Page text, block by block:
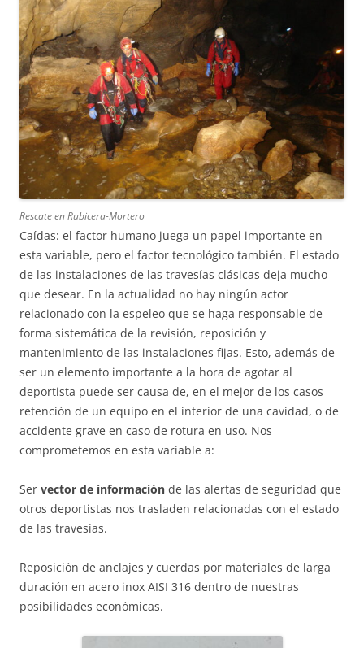
Rescate en Rubicera-Mortero
Caídas: el factor humano juega un papel importante en
esta variable, pero el factor tecnológico también. El estado
de las instalaciones de las travesías clásicas deja mucho
que desear. En la actualidad no hay ningún actor
relacionado con la espeleo que se haga responsable de
forma sistemática de la revisión, reposición y
mantenimiento de las instalaciones fijas. Esto, además de
ser un elemento importante a la hora de agotar al
deportista puede ser causa de, en el mejor de los casos
retención de un equipo en el interior de una cavidad, o de
accidente grave en caso de rotura en uso. Nos
comprometemos en esta variable a:
Ser vector de información de las alertas de seguridad que
otros deportistas nos trasladen relacionadas con el estado
de las travesías.
Reposición de anclajes y cuerdas por materiales de larga
duración en acero inox AISI 316 dentro de nuestras
posibilidades económicas.